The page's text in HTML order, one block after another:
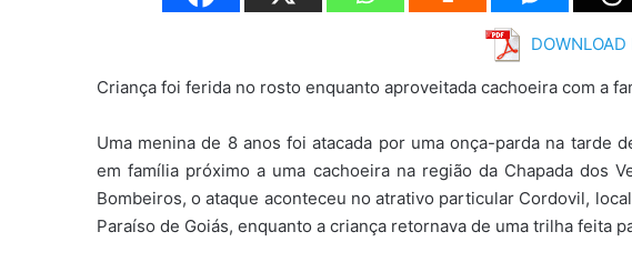
DOWNLOAD
Criança foi ferida no rosto enquanto aproveitada cachoeira com a
Uma menina de 8 anos foi atacada por uma onça-parda na tarde
em família próximo a uma cachoeira na região da Chapada dos
Bombeiros, o ataque aconteceu no atrativo particular Cordovil,
Paraíso de Goiás, enquanto a criança retornava de uma trilha feita